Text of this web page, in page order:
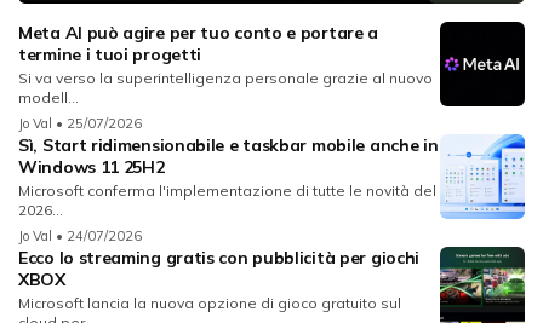
Meta AI può agire per tuo conto e portare a
termine i tuoi progetti
Si va verso la superintelligenza personale grazie al nuovo
modell...
Jo Val • 25/07/2026
Sì, Start ridimensionabile e taskbar mobile anche in
Windows 11 25H2
Microsoft conferma l'implementazione di tutte le novità del
2026...
Jo Val • 24/07/2026
Ecco lo streaming gratis con pubblicità per giochi
XBOX
Microsoft lancia la nuova opzione di gioco gratuito sul